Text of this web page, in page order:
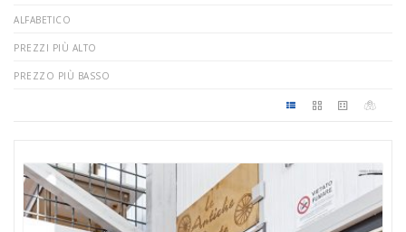
ALFABETICO
PREZZI PIÙ ALTO
PREZZO PIÙ BASSO